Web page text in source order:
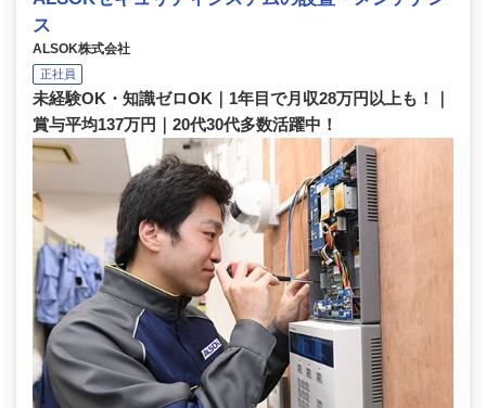
ス
ALSOK株式会社
正社員
未経験OK・知識ゼロOK｜1年目で月収28万円以上も！｜
賞与平均137万円｜20代30代多数活躍中！